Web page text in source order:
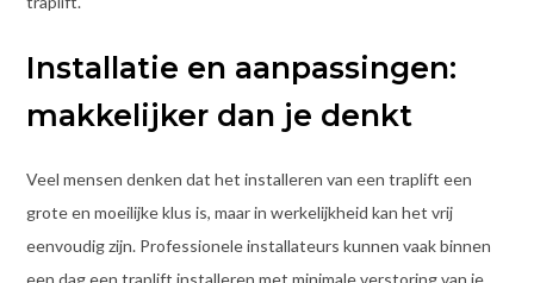
Installatie en aanpassingen:
makkelijker dan je denkt
Veel mensen denken dat het installeren van een traplift een
grote en moeilijke klus is, maar in werkelijkheid kan het vrij
eenvoudig zijn. Professionele installateurs kunnen vaak binnen
een dag een traplift installeren met minimale verstoring van je